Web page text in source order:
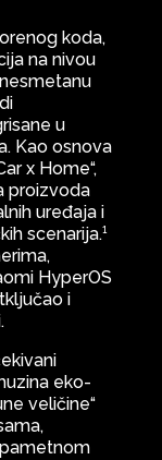
koda,
na nivou
u
Kao osnova
x Home“,
proizvoda
uređaja i
scenarija.¹
HyperOS
i
eko-
veličine“